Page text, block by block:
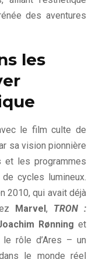
des aventures
les
le film culte de
sa vision pionnière
et les programmes
cycles lumineux.
2010, qui avait déjà
Marvel, TRON :
Rønning et
le rôle d’Ares – un
le monde réel